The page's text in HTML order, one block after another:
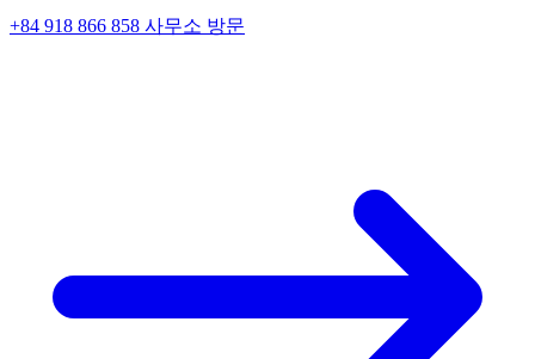
+84 918 866 858 사무소 방문